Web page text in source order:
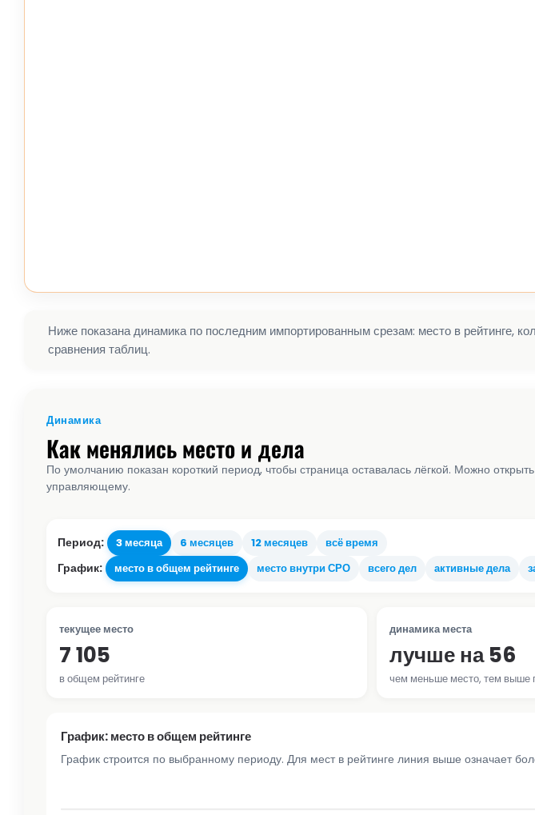
Ниже показана динамика по последним импортированным срезам: место в рейтинге,
сравнения таблиц.
Динамика
Как менялись место и дела
По умолчанию показан короткий период, чтобы страница оставалась лёгкой. Можно
управляющему.
Период: 3 месяца 6 месяцев 12 месяцев всё время
График: место в общем рейтинге место внутри СРО всего дел активные дела
текущее место
7 105
в общем рейтинге
динамика места
лучше на 56
чем меньше место, тем выше
График: место в общем рейтинге
График строится по выбранному периоду. Для мест в рейтинге линия выше означает